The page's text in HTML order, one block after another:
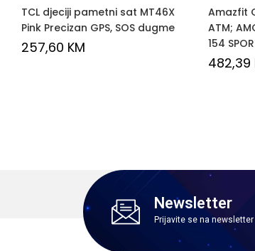
TCL djeciji pametni sat MT46X
Pink Precizan GPS, SOS dugme
257,60 KM
Amazfit
ATM;
154
482,39
Newsletter
Prijavite se na newsletter